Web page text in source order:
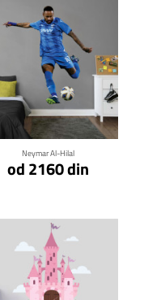
Neymar Al-Hilal
od 2160 din
Klikni za detalje